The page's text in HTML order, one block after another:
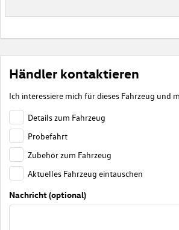
Händler kontaktieren
Ich interessiere mich für dieses Fahrzeug und
Details zum Fahrzeug
Probefahrt
Zubehör zum Fahrzeug
Aktuelles Fahrzeug eintauschen
Nachricht (optional)